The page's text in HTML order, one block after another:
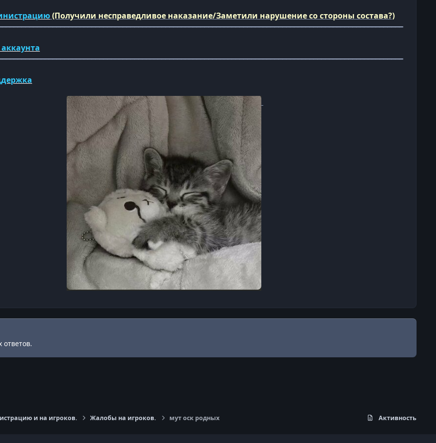
(Получили несправедливое наказание/Заметили нарушение со стороны состава?)
и на игроков. Жалобы на игроков. мут оск родных Активность